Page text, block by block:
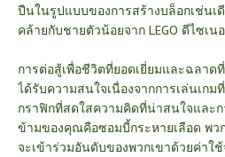
ปืนในรูปแบบของการสร้างบล็อกเช่นเ
คล้ายกับชายตัวน้อยจาก LEGO ดีไซเน
การต่อสู้เพื่อชีวิตที่ยอดเยี่ยมและฉลา
ได้รับความสนใจเนื่องจากการเล่นเก
กราฟิกที่สดใสความคิดที่น่าสนใจและ
ข้ามของคุณคือซอมบี้กระหายเลือด พว
จะเข้าร่วมอันดับของพวกเขาด้วยค่า